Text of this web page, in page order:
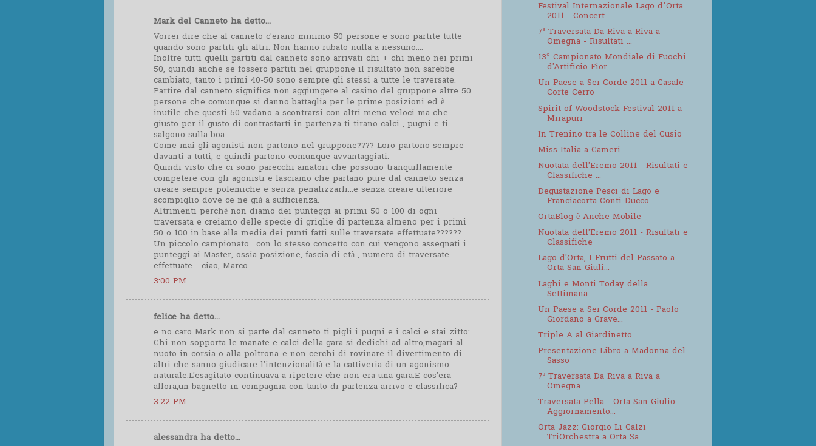
Mark del Canneto ha detto...
Vorrei dire che al canneto c'erano minimo 50 persone e sono partite tutte
quando sono partiti gli altri. Non hanno rubato nulla a nessuno....
Inoltre tutti quelli partiti dal canneto sono arrivati chi + chi meno nei primi
50, quindi anche se fossero partiti nel gruppone il risultato non sarebbe
cambiato, tanto i primi 40-50 sono sempre gli stessi a tutte le traversate.
Partire dal canneto significa non aggiungere al casino del gruppone altre 50
persone che comunque si danno battaglia per le prime posizioni ed è
inutile che questi 50 vadano a scontrarsi con altri meno veloci ma che
giusto per il gusto di contrastarti in partenza ti tirano calci , pugni e ti
salgono sulla boa.
Come mai gli agonisti non partono nel gruppone???? Loro partono sempre
davanti a tutti, e quindi partono comunque avvantaggiati.
Quindi visto che ci sono parecchi amatori che possono tranquillamente
competere con gli agonisti e lasciamo che partano pure dal canneto senza
creare sempre polemiche e senza penalizzarli...e senza creare ulteriore
scompiglio dove ce ne già a sufficienza.
Altrimenti perchè non diamo dei punteggi ai primi 50 o 100 di ogni
traversata e creiamo delle specie di griglie di partenza almeno per i primi
50 o 100 in base alla media dei punti fatti sulle traversate effettuate??????
Un piccolo campionato....con lo stesso concetto con cui vengono assegnati i
punteggi ai Master, ossia posizione, fascia di età , numero di traversate
effettuate.....ciao, Marco
3:00 PM
felice ha detto...
e no caro Mark non si parte dal canneto ti pigli i pugni e i calci e stai zitto:
Chi non sopporta le manate e calci della gara si dedichi ad altro,magari al
nuoto in corsia o alla poltrona..e non cerchi di rovinare il divertimento di
altri che sanno giudicare l'intenzionalità e la cattiveria di un agonismo
naturale.L'esagitato continuava a ripetere che non era una gara.E cos'era
allora,un bagnetto in compagnia con tanto di partenza arrivo e classifica?
3:22 PM
alessandra ha detto...
Festival Internazionale Lago d’Orta
2011 - Concert...
7ª Traversata Da Riva a Riva a
Omegna - Risultati ...
13° Campionato Mondiale di Fuochi
d'Artificio Fior...
Un Paese a Sei Corde 2011 a Casale
Corte Cerro
Spirit of Woodstock Festival 2011 a
Mirapuri
In Trenino tra le Colline del Cusio
Miss Italia a Cameri
Nuotata dell'Eremo 2011 - Risultati e
Classifiche ...
Degustazione Pesci di Lago e
Franciacorta Conti Ducco
OrtaBlog è Anche Mobile
Nuotata dell'Eremo 2011 - Risultati e
Classifiche
Lago d'Orta, I Frutti del Passato a
Orta San Giuli...
Laghi e Monti Today della
Settimana
Un Paese a Sei Corde 2011 - Paolo
Giordano a Grave...
Triple A al Giardinetto
Presentazione Libro a Madonna del
Sasso
7ª Traversata Da Riva a Riva a
Omegna
Traversata Pella - Orta San Giulio -
Aggiornamento...
Orta Jazz: Giorgio Li Calzi
TriOrchestra a Orta Sa...